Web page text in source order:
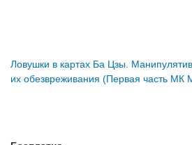
Ловушки в картах Ба Цзы.
их обезвреживания (Первая часть МК